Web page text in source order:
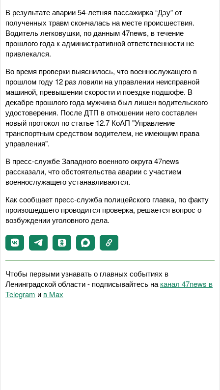
В результате аварии 54-летняя пассажирка “Дэу” от
полученных травм скончалась на месте происшествия.
Водитель легковушки, по данным 47news, в течение
прошлого года к административной ответственности не
привлекался.
Во время проверки выяснилось, что военнослужащего в
прошлом году 12 раз ловили на управлении неисправной
машиной, превышении скорости и поездке подшофе. В
декабре прошлого года мужчина был лишен водительского
удостоверения. После ДТП в отношении него составлен
новый протокол по статье 12.7 КоАП "Управление
транспортным средством водителем, не имеющим права
управления".
В пресс-службе Западного военного округа 47news
рассказали, что обстоятельства аварии с участием
военнослужащего устанавливаются.
Как сообщает пресс-служба полицейского главка, по факту
произошедшего проводится проверка, решается вопрос о
возбуждении уголовного дела.
Чтобы первыми узнавать о главных событиях в
Ленинградской области - подписывайтесь на канал 47news в
Telegram и в Maх